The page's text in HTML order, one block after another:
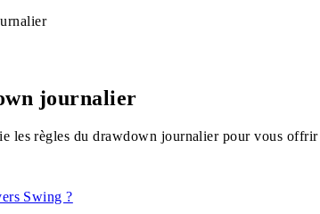
journalier
les règles du drawdown journalier pour vous
Swing ?